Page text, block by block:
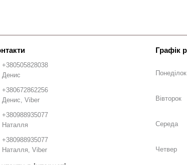
+380505828038
Денис
+380672862256
Денис, Viber
+380988935077
Наталля
+380988935077
Наталля, Viber
Понеділок
Вівторок
Середа
Четвер